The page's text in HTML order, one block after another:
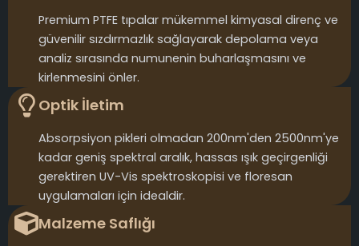
Premium PTFE tıpalar mükemmel kimyasal direnç ve
güvenilir sızdırmazlık sağlayarak depolama veya
analiz sırasında numunenin buharlaşmasını ve
kirlenmesini önler.
Optik İletim
Absorpsiyon pikleri olmadan 200nm'den 2500nm'ye
kadar geniş spektral aralık, hassas ışık geçirgenliği
gerektiren UV-Vis spektroskopisi ve floresan
uygulamaları için idealdir.
Malzeme Saflığı